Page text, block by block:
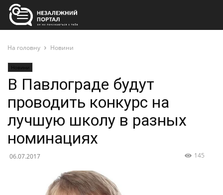
На головну Новини
Новини
В Павлограде будут
проводить конкурс на
лучшую школу в разных
номинациях
06.07.2017 145